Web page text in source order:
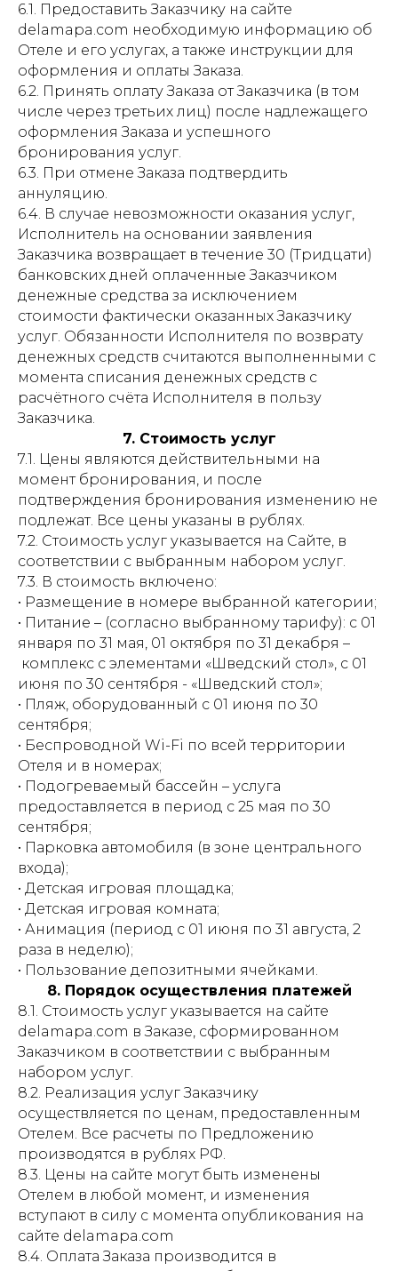
6.1. Предоставить Заказчику на сайте
delamapa.com необходимую информацию об
Отеле и его услугах, а также инструкции для
оформления и оплаты Заказа.
6.2. Принять оплату Заказа от Заказчика (в том
числе через третьих лиц) после надлежащего
оформления Заказа и успешного
бронирования услуг.
6.3. При отмене Заказа подтвердить
аннуляцию.
6.4. В случае невозможности оказания услуг,
Исполнитель на основании заявления
Заказчика возвращает в течение 30 (Тридцати)
банковских дней оплаченные Заказчиком
денежные средства за исключением
стоимости фактически оказанных Заказчику
услуг. Обязанности Исполнителя по возврату
денежных средств считаются выполненными с
момента списания денежных средств с
расчётного счёта Исполнителя в пользу
Заказчика.
7. Стоимость услуг
7.1. Цены являются действительными на
момент бронирования, и после
подтверждения бронирования изменению не
подлежат. Все цены указаны в рублях.
7.2. Стоимость услуг указывается на Сайте, в
соответствии с выбранным набором услуг.
7.3. В стоимость включено:
• Размещение в номере выбранной категории;
• Питание – (согласно выбранному тарифу): с 01
января по 31 мая, 01 октября по 31 декабря –
комплекс с элементами «Шведский стол», с 01
июня по 30 сентября - «Шведский стол»;
• Пляж, оборудованный с 01 июня по 30
сентября;
• Беспроводной Wi-Fi по всей территории
Отеля и в номерах;
• Подогреваемый бассейн – услуга
предоставляется в период с 25 мая по 30
сентября;
• Парковка автомобиля (в зоне центрального
входа);
• Детская игровая площадка;
• Детская игровая комната;
• Анимация (период с 01 июня по 31 августа, 2
раза в неделю);
• Пользование депозитными ячейками.
8. Порядок осуществления платежей
8.1. Стоимость услуг указывается на сайте
delamapa.com в Заказе, сформированном
Заказчиком в соответствии с выбранным
набором услуг.
8.2. Реализация услуг Заказчику
осуществляется по ценам, предоставленным
Отелем. Все расчеты по Предложению
производятся в рублях РФ.
8.3. Цены на сайте могут быть изменены
Отелем в любой момент, и изменения
вступают в силу с момента опубликования на
сайте delamapa.com
8.4. Оплата Заказа производится в